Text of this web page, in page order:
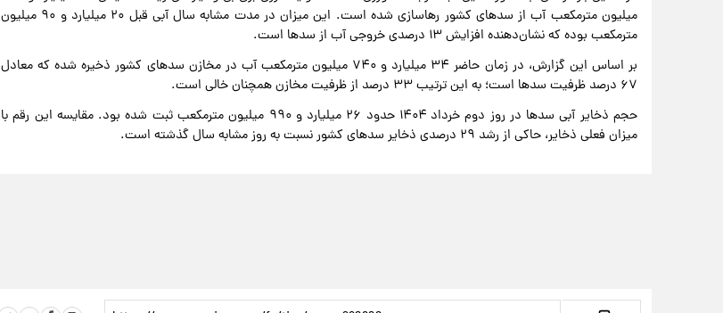
میلیون مترمکعب آب از سدهای کشور رهاسازی شده است. این میزان در مدت مشابه سال آبی قبل ۲۰ میلیارد و ۹۰ میلیون
مترمکعب بوده که نشان‌دهنده افزایش ۱۳ درصدی خروجی آب از سدها است.
بر اساس این گزارش، در زمان حاضر ۳۴ میلیارد و ۷۴۰ میلیون مترمکعب آب در مخازن سدهای کشور ذخیره شده که معادل
۶۷ درصد ظرفیت سدها است؛ به این ترتیب ۳۳ درصد از ظرفیت مخازن همچنان خالی است.
حجم ذخایر آبی سدها در روز دوم خرداد ۱۴۰۴ حدود ۲۶ میلیارد و ۹۹۰ میلیون مترمکعب ثبت شده بود. مقایسه این رقم با
میزان فعلی ذخایر، حاکی از رشد ۲۹ درصدی ذخایر سدهای کشور نسبت به روز مشابه سال گذشته است.